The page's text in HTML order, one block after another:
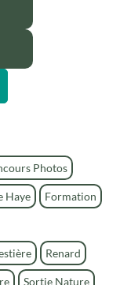
Photos
Haye Formation
Renard
Sortie Nature